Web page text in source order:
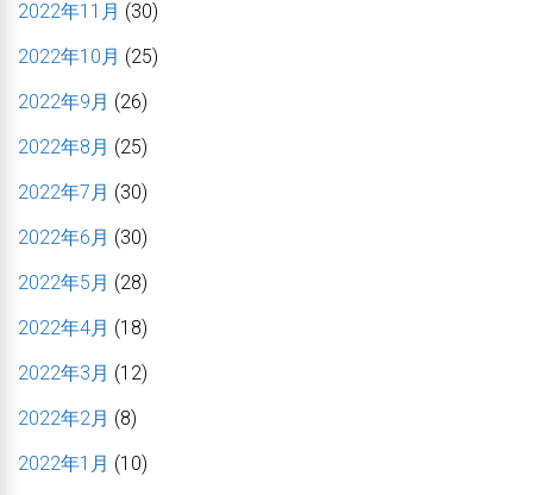
2022年11月 (30)
2022年10月 (25)
2022年9月 (26)
2022年8月 (25)
2022年7月 (30)
2022年6月 (30)
2022年5月 (28)
2022年4月 (18)
2022年3月 (12)
2022年2月 (8)
2022年1月 (10)